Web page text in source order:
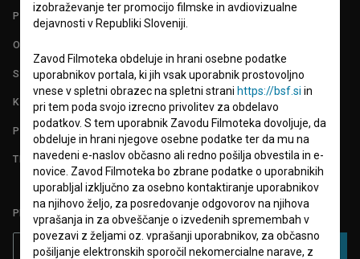
POGOJI UPORABE
O PROJEKTU
STATISTIKA
KONTAKT
POGOSTA VPRAŠANJA
TEST FUNKCIONALNOSTI
PRIJAVITE SE NA BSF NOVIČNIK:
PRIJAVA
izobraževanje ter promocijo filmske in avdiovizualne
dejavnosti v Republiki Sloveniji.
Zavod Filmoteka obdeluje in hrani osebne podatke
uporabnikov portala, ki jih vsak uporabnik prostovoljno
vnese v spletni obrazec na spletni strani https://bsf.si in
pri tem poda svojo izrecno privolitev za obdelavo
podatkov. S tem uporabnik Zavodu Filmoteka dovoljuje, da
obdeluje in hrani njegove osebne podatke ter da mu na
navedeni e-naslov občasno ali redno pošilja obvestila in e-
novice. Zavod Filmoteka bo zbrane podatke o uporabnikih
uporabljal izključno za osebno kontaktiranje uporabnikov
na njihovo željo, za posredovanje odgovorov na njihova
vprašanja in za obveščanje o izvedenih spremembah v
povezavi z željami oz. vprašanji uporabnikov, za občasno
pošiljanje elektronskih sporočil nekomercialne narave, z